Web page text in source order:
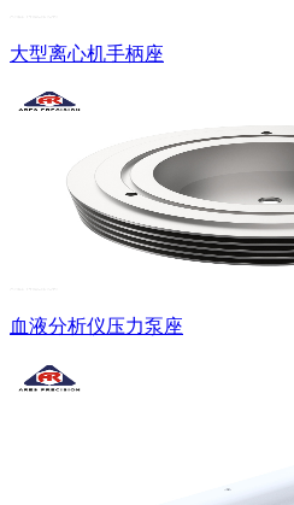
大型离心机手柄座
血液分析仪压力泵座